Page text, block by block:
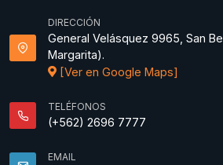
DIRECCIÓN
General Velásquez 9965, San
Margarita).
[Ver en Google Maps]
TELÉFONOS
(+562) 2696 7777
EMAIL